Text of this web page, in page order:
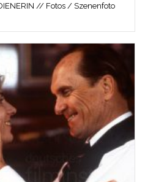
// Fotos / Szenenfoto